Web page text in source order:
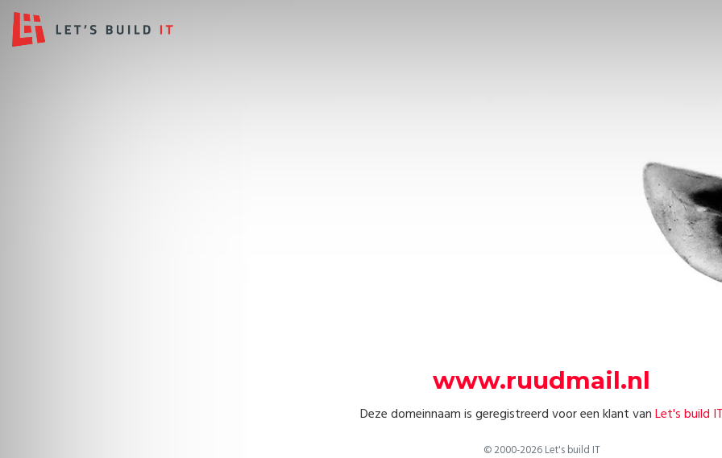
www.ruudmail.nl
Deze domeinnaam is geregistreerd voor een klant van Let's build
© 2000-2026 Let's build IT